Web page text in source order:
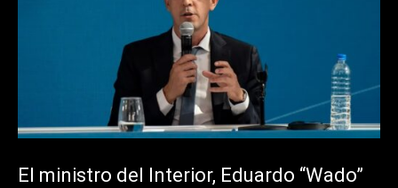
El ministro del Interior, Eduardo “Wado”